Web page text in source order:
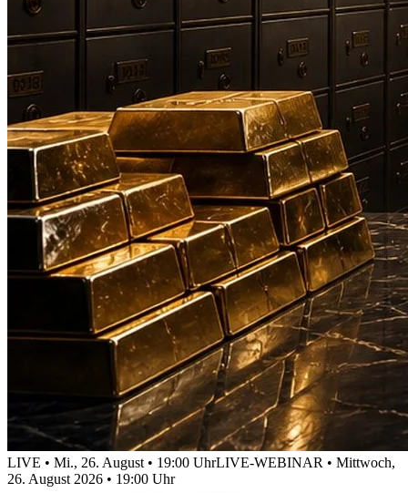
LIVE • Mi., 26. August • 19:00 UhrLIVE-WEBINAR • Mittwoch,
26. August 2026 • 19:00 Uhr